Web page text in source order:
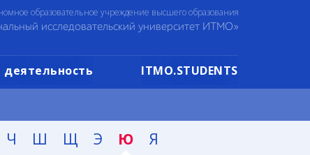
образовательное учреждение высшего образования
исследовательский университет ИТМО»
ITMO.STUDENTS
Ч Ш Щ Э Ю Я